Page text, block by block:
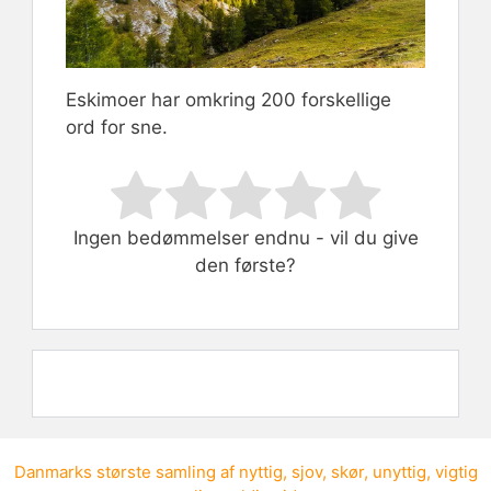
Eskimoer har omkring 200 forskellige
ord for sne.
Rate this item:
Submit Rating
Ingen bedømmelser endnu - vil du give
den første?
Danmarks største samling af nyttig, sjov, skør, unyttig, vigtig